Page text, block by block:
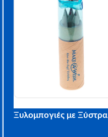
Ξυλομπογιές με Ξύστρα